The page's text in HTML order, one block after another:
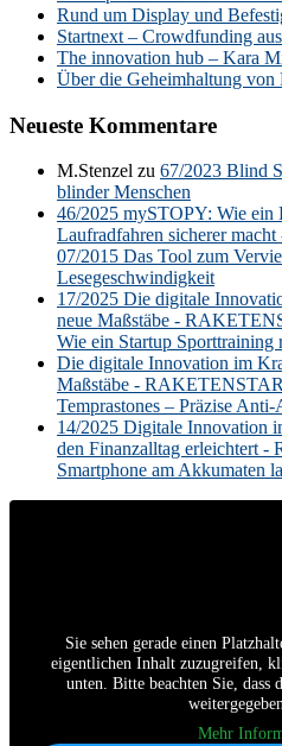
Rund um Display und
Startnext – Crowdfunding
The innovation hub – Kara
Über die Geheimhaltung von
Neueste Kommentare
M.Stenzel zu 67/2023 Blind
blinder Menschen
46/2025 mySTOPY: Wie ein
Laufradfahren sicherer
07/2015 Das Tool zum
Lesegeschwindigkeit
17/2025 Die digitale
neue Maßstäbe -
Wie ein Startup Sporttraining
Die digitale Innovation im
Maßstäbe -
Temprastones – Präzise
14/2025 Digitale Innovation
den Finanzalltag erleichtert
Smartphone am Akkumaten
Sie sehen gerade einen
eigentlichen Inhalt zuzugreifen,
unten. Bitte beachten Sie, dass
Mehr